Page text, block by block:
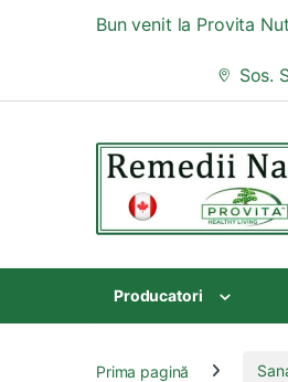
Bun venit la Provita
Sos.
Producatori
Prima pagină